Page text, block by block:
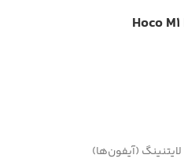
(آیفون‌ها)